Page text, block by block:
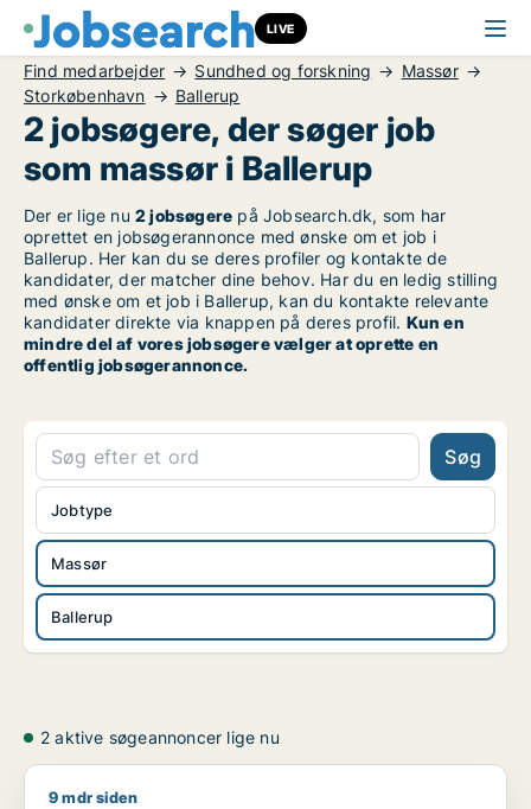
LIVE
Find medarbejder Sundhed og forskning
Massør
Storkøbenhavn
Ballerup
2 jobsøgere, der søger job
som massør i Ballerup
Der er lige nu 2 jobsøgere på Jobsearch.dk, som har
oprettet en jobsøgerannonce med ønske om et job i
Ballerup. Her kan du se deres profiler og kontakte de
kandidater, der matcher dine behov. Har du en ledig stilling
med ønske om et job i Ballerup, kan du kontakte relevante
kandidater direkte via knappen på deres profil. Kun en
mindre del af vores jobsøgere vælger at oprette en
offentlig jobsøgerannonce.
Søg
Massør
Ballerup
Jobtype
2 aktive søgeannoncer lige nu
Stine søger job som kreativ medarbejder / fysioterapeut /
9 mdr siden